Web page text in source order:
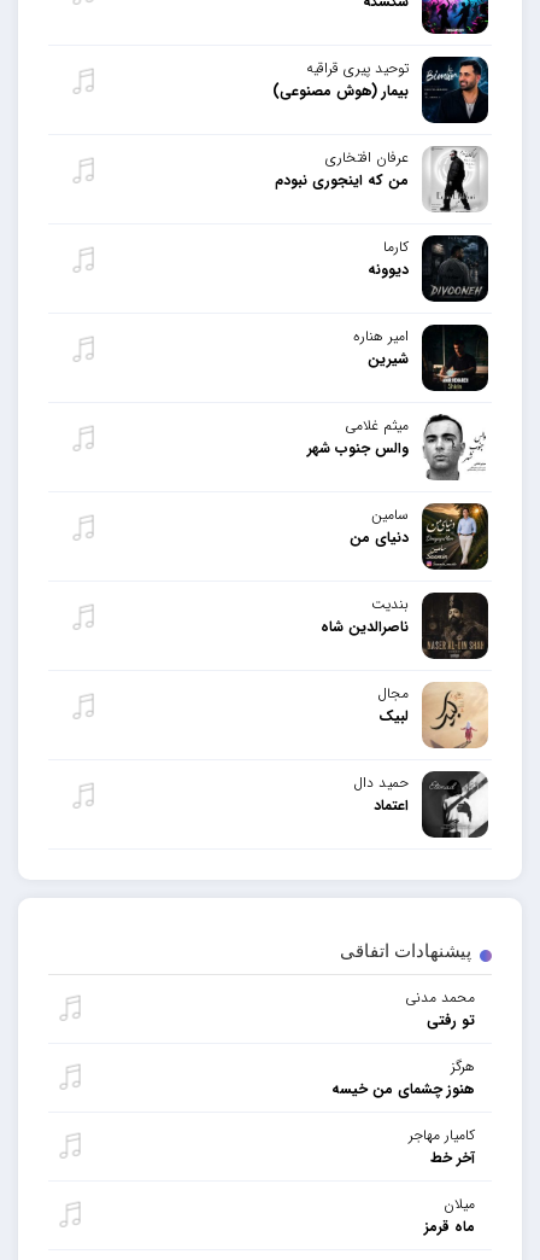
پیشنهادات اتفاقی
محمد مدنی
تو رفتی
هرگز
هنوز چشمای من خیسه
کامیار مهاجر
آخر خط
میلان
ماه قرمز
توحید پیری قراقیه
بیمار (هوش مصنوعی)
عرفان افتخاری
من که اینجوری نبودم
کارما
دیوونه
امیر هناره
شیرین
میثم غلامی
والس جنوب شهر
سامین
دنیای من
بندیت
ناصرالدین شاه
مجال
لبیک
حمید دال
اعتماد